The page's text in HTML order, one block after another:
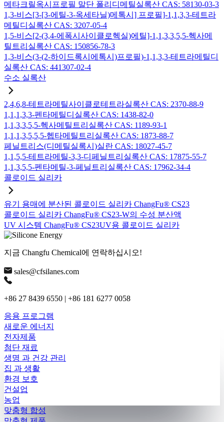
메타크릴옥시프로필 말단 폴리디메틸실록산 CAS: 58130-03-3
1,3-비스[3-[3-에틸-3-옥세타닐)메톡시] 프로필]-1,1,3,3-테트라
메틸디실록산 CAS: 3207-05-4
1,5-비스[2-(3,4-에폭시사이클로헥실)에틸]-1,1,3,3,5,5-헥사메
틸트리실록산 CAS: 150856-78-3
1,3-비스(3-(2-하이드록시에톡시)프로필)-1,1,3,3-테트라메틸디
실록산 CAS: 441307-02-4
수소 실록산
2,4,6,8-테트라메틸사이클로테트라실록산 CAS: 2370-88-9
1,1,1,3,3-펜타메틸디실록산 CAS: 1438-82-0
1,1,3,3,5,5-헥사메틸트리실록산 CAS: 1189-93-1
1,1,1,3,5,5,5-헵타메틸트리실록산 CAS: 1873-88-7
페닐트리스(디메틸실록시)실란 CAS: 18027-45-7
1,1,5,5-테트라메틸-3,3-디페닐트리실록산 CAS: 17875-55-7
1,1,3,5,5-펜타메틸-3-페닐트리실록산 CAS: 17962-34-4
콜로이드 실리카
유기 용매에 분산된 콜로이드 실리카 ChangFu® CS23
콜로이드 실리카 ChangFu® CS23-W의 수성 분산액
UV 시스템 ChangFu® CS23UV용 콜로이드 실리카
지금 Changfu Chemical에 연락하십시오!
sales@cfsilanes.com
+86 27 8439 6550 | +86 181 6277 0058
응용 프로그램
새로운 에너지
전자제품
첨단 재료
생명 과 건강 관리
집 과 생활
환경 보호
건설업
농업
맞춤형 합성